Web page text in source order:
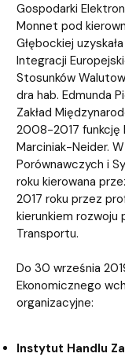
Gospodarki
Monnet pod
Głębockiej
Integracji
Stosunków
dra hab. Edmunda
Zakład
2008-2017 funkcję
Marciniak-Neider.
Porównawczych i
roku kierowana
2017 roku przez
kierunkiem rozwoju
Transportu.
Do 30 września
Ekonomicznego
organizacyjne:
Instytut Handlu